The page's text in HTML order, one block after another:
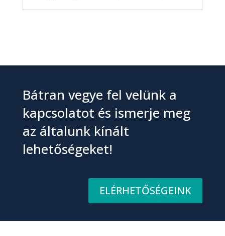
Bátran vegye fel velünk a
kapcsolatot és ismerje meg
az általunk kínált
lehetőségeket!
ELÉRHETŐSÉGEINK